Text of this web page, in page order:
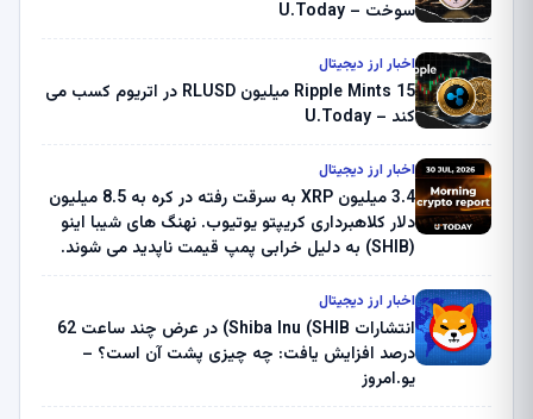
سوخت – U.Today
اخبار ارز دیجیتال
Ripple Mints 15 میلیون RLUSD در اتریوم کسب می
کند – U.Today
اخبار ارز دیجیتال
3.4 میلیون XRP به سرقت رفته در کره به 8.5 میلیون
دلار کلاهبرداری کریپتو یوتیوب. نهنگ های شیبا اینو
(SHIB) به دلیل خرابی پمپ قیمت ناپدید می شوند.
ثبت کرد – گزارش کریپتو صبح – U.Today
اخبار ارز دیجیتال
انتشارات Shiba Inu (SHIB) در عرض چند ساعت 62
درصد افزایش یافت: چه چیزی پشت آن است؟ –
یو.امروز